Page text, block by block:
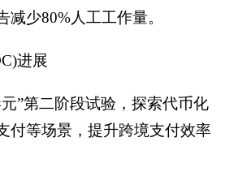
减少80%人工工作量。
进展
”第二阶段试验，探索代币化
付等场景，提升跨境支付效率